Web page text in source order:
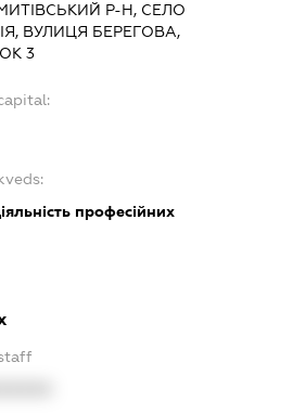
Р-Н, СЕЛО
ВУЛИЦЯ БЕРЕГОВА,
3
професійних